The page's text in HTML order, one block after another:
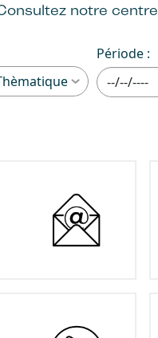
notre
Période :